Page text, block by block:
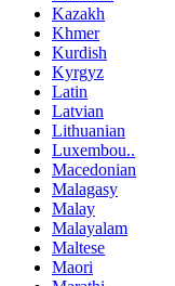
Kazakh
Khmer
Kurdish
Kyrgyz
Latin
Latvian
Lithuanian
Luxembou..
Macedonian
Malagasy
Malay
Malayalam
Maltese
Maori